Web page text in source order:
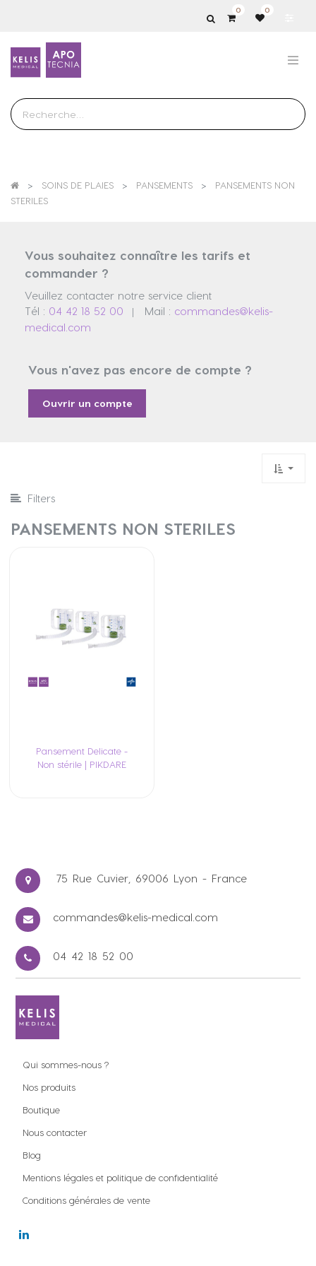
0 0
SOINS DE PLAIES PANSEMENTS
PANSEMENTS NON
STERILES
Vous souhaitez connaître les tarifs et
commander ?
Veuillez contacter notre service client
Tél : 04 42 18 52 00 | Mail : commandes@kelis-
medical.com
Vous n'avez pas encore de compte ?
Ouvrir un compte
Filters
PANSEMENTS NON STERILES
Pansement Delicate -
Non stérile | PIKDARE
75 Rue Cuvier, 69006 Lyon - France
commandes@kelis-medical.com
04 42 18 52 00
Qui sommes-nous ?
Nos produits
Boutique
Nous contacter
Blog
Mentions légales et politique de confidentialité
Conditions générales de vente